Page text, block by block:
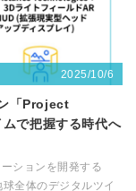
2025/10/6
「Project
で把握する時代へ
ションを開発する
全体のデジタルツイ